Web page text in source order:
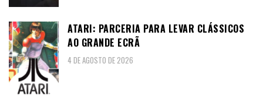
ATARI: PARCERIA PARA LEVAR CLÁSSICOS
AO GRANDE ECRÃ
4 DE AGOSTO DE 2026